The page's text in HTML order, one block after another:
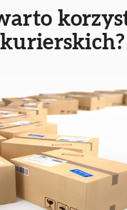
kurierskich?